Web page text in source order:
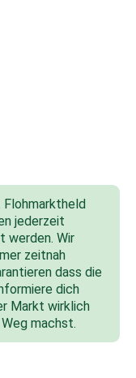
Flohmarktheld
jederzeit
werden. Wir
zeitnah
dass die
dich
Markt wirklich
machst.